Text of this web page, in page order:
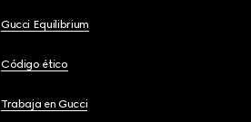
Gucci Equilibrium
Código ético
Trabaja en Gucci